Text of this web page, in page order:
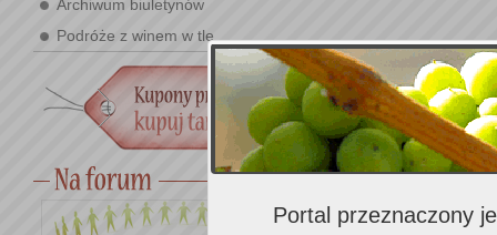
Archiwum biuletynów
Podróże z winem w tle
Portal przeznaczony